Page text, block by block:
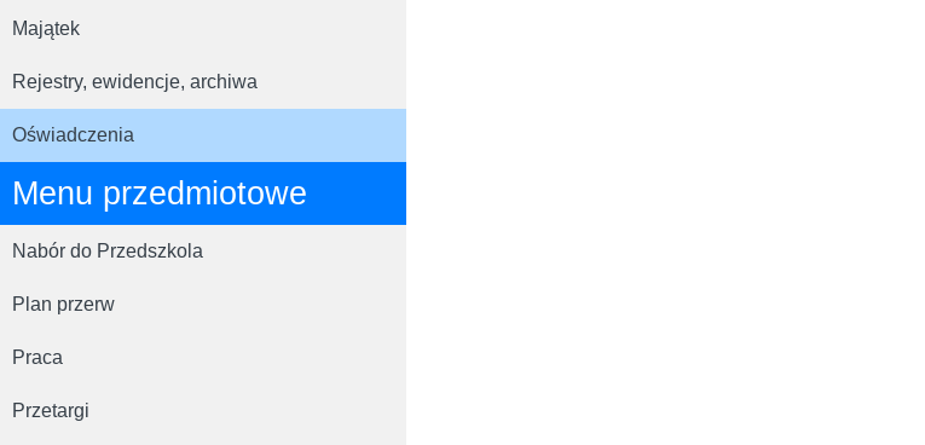
Majątek
Rejestry, ewidencje, archiwa
Oświadczenia
Menu przedmiotowe
Nabór do Przedszkola
Plan przerw
Praca
Przetargi